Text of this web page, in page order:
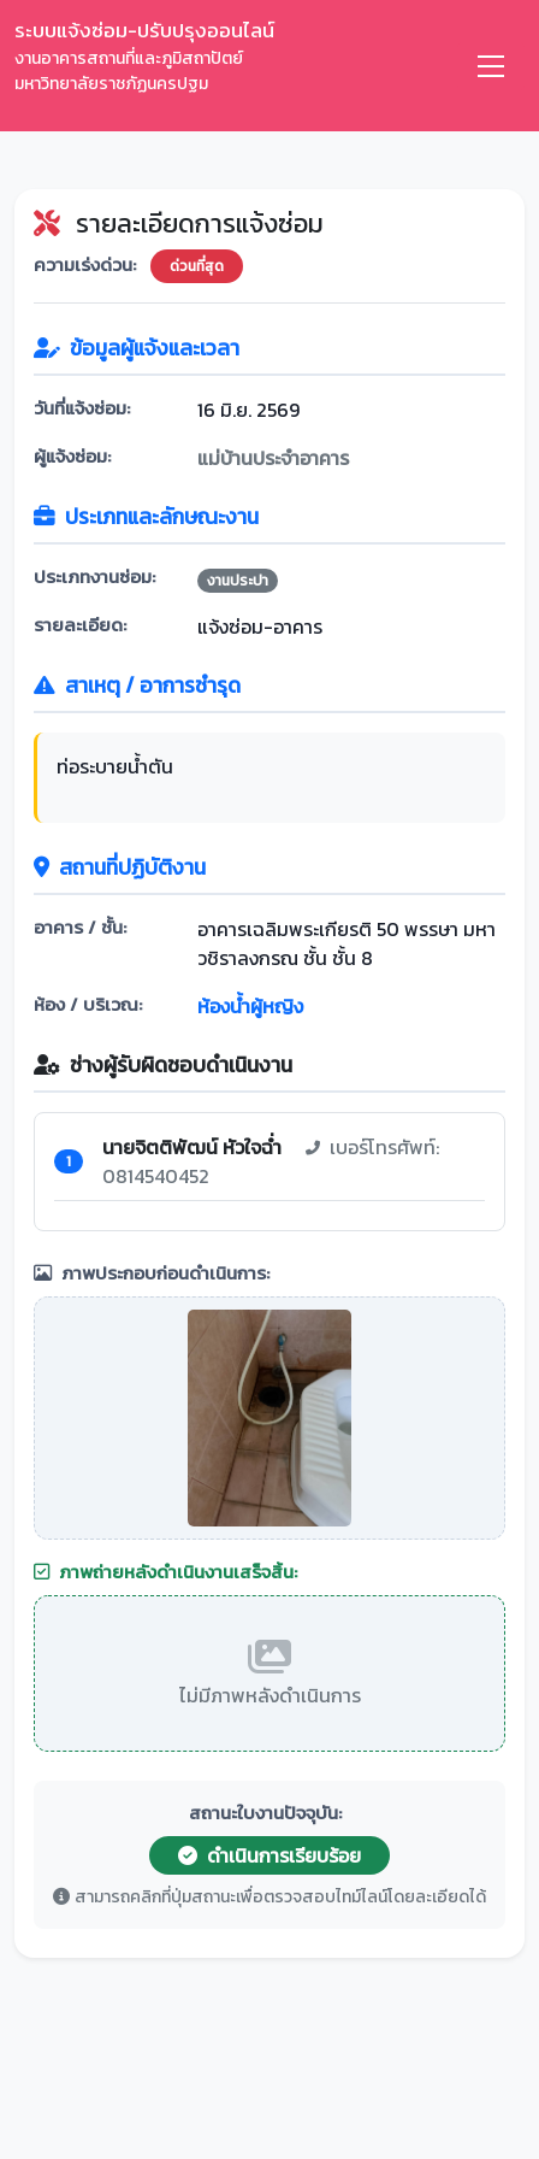
ระบบแจ้งซ่อม-ปรับปรุงออนไลน์
งานอาคารสถานที่และภูมิสถาปัตย์
มหาวิทยาลัยราชภัฏนครปฐม
รายละเอียดการแจ้งซ่อม
ความเร่งด่วน: ด่วนที่สุด
ข้อมูลผู้แจ้งและเวลา
วันที่แจ้งซ่อม: 16 มิ.ย. 2569
ผู้แจ้งซ่อม: แม่บ้านประจำอาคาร
ประเภทและลักษณะงาน
ประเภทงานซ่อม: งานประปา
รายละเอียด: แจ้งซ่อม-อาคาร
สาเหตุ / อาการชำรุด
ท่อระบายน้ำตัน
สถานที่ปฏิบัติงาน
อาคาร / ชั้น:
อาคารเฉลิมพระเกียรติ 50 พรรษา มหา
วชิราลงกรณ ชั้น ชั้น 8
ห้อง / บริเวณ: ห้องน้ำผู้หญิง
ช่างผู้รับผิดชอบดำเนินงาน
1 นายจิตติพัฒน์ หัวใจฉ่ำ
เบอร์โทรศัพท์:
0814540452
ภาพประกอบก่อนดำเนินการ:
ภาพถ่ายหลังดำเนินงานเสร็จสิ้น:
ไม่มีภาพหลังดำเนินการ
สถานะใบงานปัจจุบัน:
ดำเนินการเรียบร้อย
สามารถคลิกที่ปุ่มสถานะเพื่อตรวจสอบไทม์ไลน์โดยละเอียดได้